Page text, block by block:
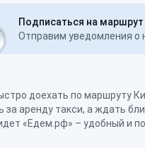
Подписаться на маршрут
Отправим уведомления о
доехать по маршруту
за аренду такси, а ждать
«Едем.рф» – удобный и
с поиском варианта
по данному